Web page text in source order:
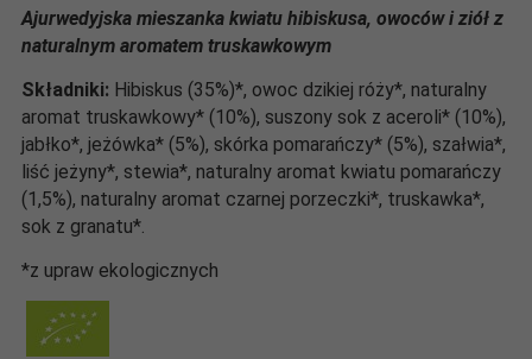
Ajurwedyjska mieszanka kwiatu hibiskusa, owoców i ziół z
naturalnym aromatem truskawkowym
Składniki: Hibiskus (35%)*, owoc dzikiej róży*, naturalny
aromat truskawkowy* (10%), suszony sok z aceroli* (10%),
jabłko*, jeżówka* (5%), skórka pomarańczy* (5%), szałwia*,
liść jeżyny*, stewia*, naturalny aromat kwiatu pomarańczy
(1,5%), naturalny aromat czarnej porzeczki*, truskawka*,
sok z granatu*.
*z upraw ekologicznych